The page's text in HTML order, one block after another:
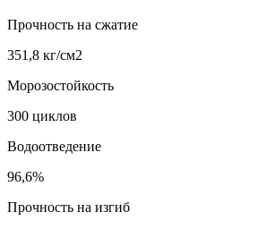
Прочность на сжатие
351,8 кг/см2
Морозостойкость
300 циклов
Водоотведение
96,6%
Прочность на изгиб